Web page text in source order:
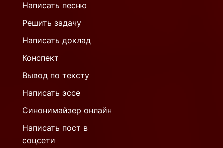
Написать песню
Решить задачу
Написать доклад
Конспект
Вывод по тексту
Написать эссе
Синонимайзер онлайн
Написать пост в
соцсети